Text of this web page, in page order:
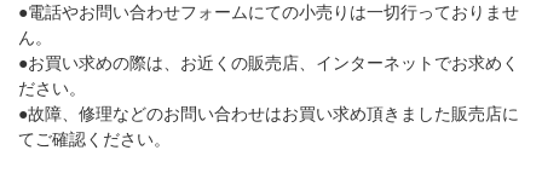
●電話やお問い合わせフォームにての小売りは一切行っておりませ
ん。
●お買い求めの際は、お近くの販売店、インターネットでお求めく
ださい。
●故障、修理などのお問い合わせはお買い求め頂きました販売店に
てご確認ください。